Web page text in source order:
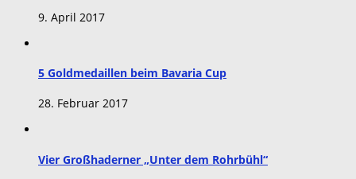
9. April 2017
5 Goldmedaillen beim Bavaria Cup
28. Februar 2017
Vier Großhaderner „Unter dem Rohrbühl“